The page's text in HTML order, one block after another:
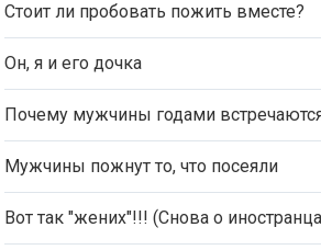
Стоит ли пробовать пожить вместе?
Он, я и его дочка
Почему мужчины годами
Мужчины пожнут то, что посеяли
Вот так "жених"!!! (Снова о